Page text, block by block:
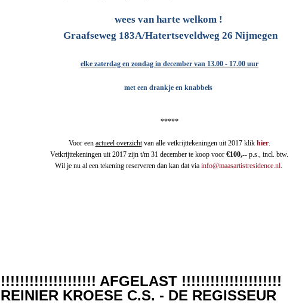
wees van harte welkom !
Graafseweg 183A/Hatertseveldweg 26 Nijmegen
elke zaterdag en zondag in december van 13.00 - 17.00 uur
met een drankje en knabbels
*****
Voor een actueel overzichtvan alle vetkrijttekeningen uit 2017 klik hier.
Vetkrijttekeningen uit 2017 zijn t/m 31 december te koop voor €100,-- p.s., incl. btw.
Wil je nu al een tekening reserveren dan kan dat via info@maasartistresidence.nl.
!!!!!!!!!!!!!!!!!!!! AFGELAST !!!!!!!!!!!!!!!!!!!!!
REINIER KROESE C.S. - DE REGISSEUR